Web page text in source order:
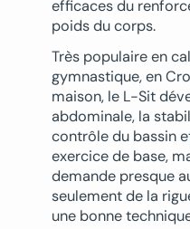
efficaces du
poids du corps.
Très populaire en
gymnastique, en
maison, le L-Sit
abdominale, la
contrôle du bassin
exercice de base,
demande presque
seulement de la
une bonne